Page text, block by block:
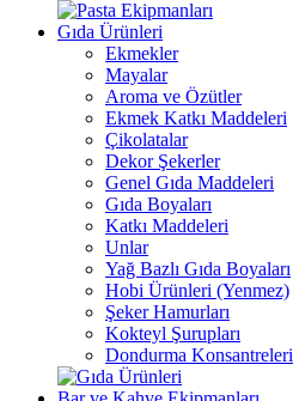
Gıda Ürünleri
Ekmekler
Mayalar
Aroma ve Özütler
Ekmek Katkı Maddeleri
Çikolatalar
Dekor Şekerler
Genel Gıda Maddeleri
Gıda Boyaları
Katkı Maddeleri
Unlar
Yağ Bazlı Gıda Boyaları
Hobi Ürünleri (Yenmez)
Şeker Hamurları
Kokteyl Şurupları
Dondurma Konsantreleri